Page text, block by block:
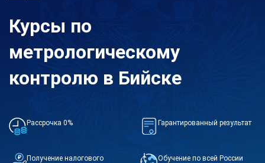
Курсы по
метрологическому
контролю в Бийске
Рассрочка 0% Гарантированный результат
Получение налогового Обучение по всей России